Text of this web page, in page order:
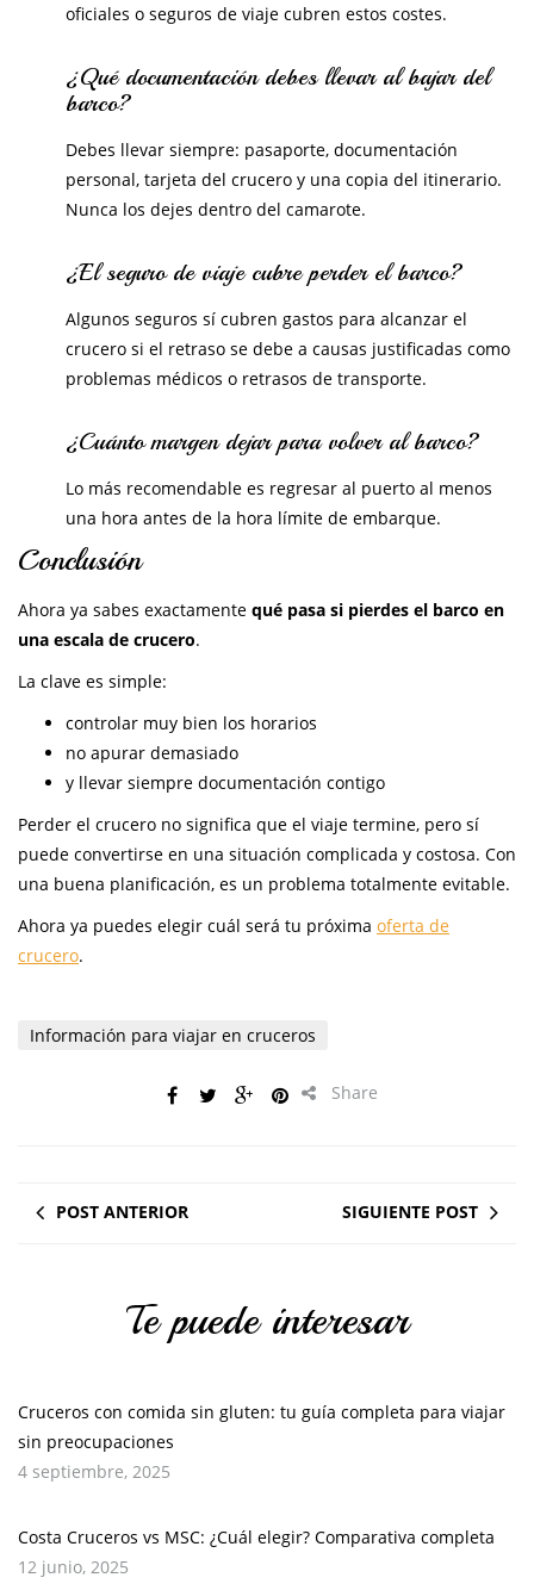
oficiales o seguros de viaje cubren estos costes.
¿Qué documentación debes llevar al bajar del
barco?
Debes llevar siempre: pasaporte, documentación
personal, tarjeta del crucero y una copia del itinerario.
Nunca los dejes dentro del camarote.
¿El seguro de viaje cubre perder el barco?
Algunos seguros sí cubren gastos para alcanzar el
crucero si el retraso se debe a causas justificadas como
problemas médicos o retrasos de transporte.
¿Cuánto margen dejar para volver al barco?
Lo más recomendable es regresar al puerto al menos
una hora antes de la hora límite de embarque.
Conclusión
Ahora ya sabes exactamente qué pasa si pierdes el barco en
una escala de crucero.
La clave es simple:
controlar muy bien los horarios
no apurar demasiado
y llevar siempre documentación contigo
Perder el crucero no significa que el viaje termine, pero sí
puede convertirse en una situación complicada y costosa. Con
una buena planificación, es un problema totalmente evitable.
Ahora ya puedes elegir cuál será tu próxima oferta de
crucero.
Información para viajar en cruceros
Share
POST ANTERIOR SIGUIENTE POST
Te puede interesar
Cruceros con comida sin gluten: tu guía completa para viajar
sin preocupaciones
4 septiembre, 2025
Costa Cruceros vs MSC: ¿Cuál elegir? Comparativa completa
12 junio, 2025